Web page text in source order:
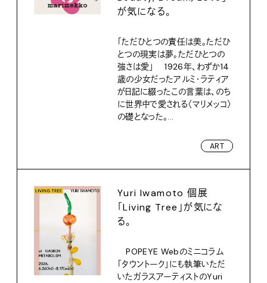
が気になる。
「ただひとつの責任は美。ただひ
とつの現実は夢。ただひとつの
強さは愛」 1926年、わずか14
歳の少女だったアルミ・ラティア
が日記に綴ったこの言葉は、のち
に世界中で愛される〈マリメッコ〉
の礎となった。...
ART
Yuri Iwamoto 個展
「Living Tree」が気にな
る。
POPEYE Webのミニコラム
「タウントーク」にも執筆いただ
いたガラスアーティストのYuri